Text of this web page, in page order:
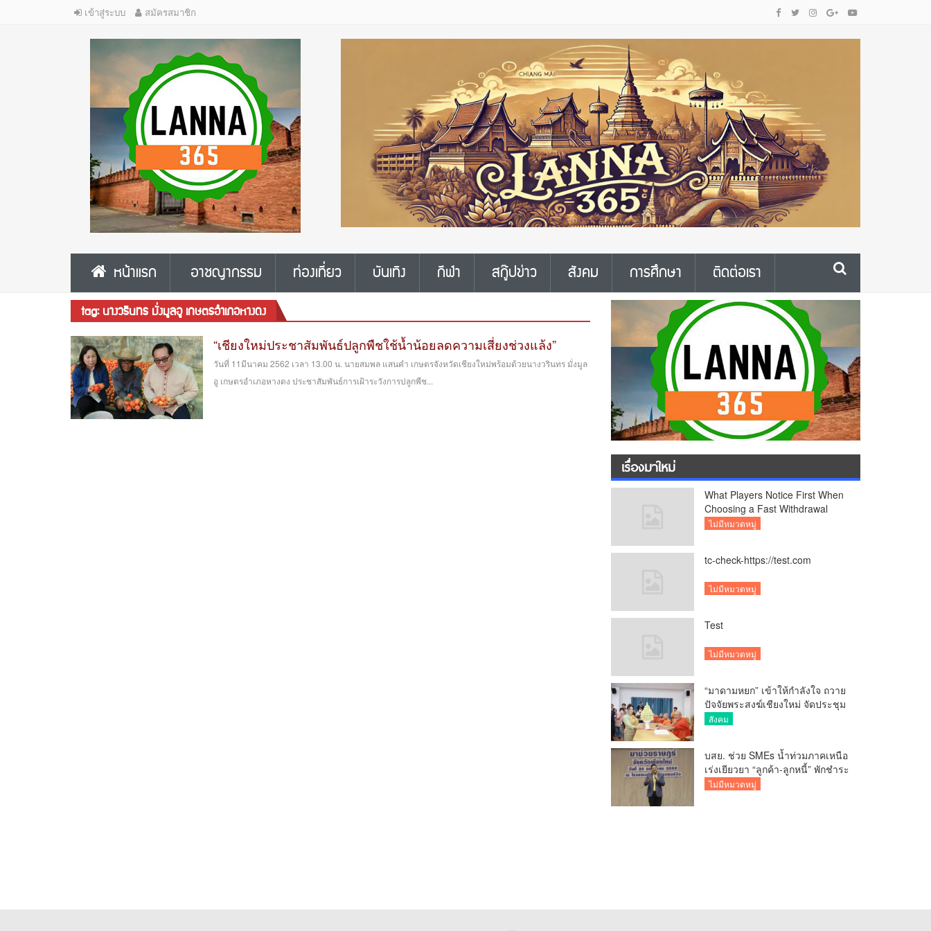
เข้าสู่ระบบ สมัครสมาชิก
หน้าแรก อาชญากรรม ท่องเที่ยว บันเทิง กีฬา สกู๊ปข่าว สังคม การศึกษา ติดต่อเรา
tag: นางวรินทร มั่งมูลอู เกษตรอำเภอหางดง
“เชียงใหม่ประชาสัมพันธ์ปลูกพืชใช้น้ำน้อยลดความเสี่ยงช่วงแล้ง”
วันที่ 11มีนาคม 2562 เวลา 13.00 น. นายสมพล แสนคำ เกษตรจังหวัดเชียงใหม่พร้อมด้วยนางวรินทร มั่งมูล
อู เกษตรอำเภอหางดง ประชาสัมพันธ์การเฝ้าระวังการปลูกพืช...
เรื่องมาใหม่
What Players Notice First When
Choosing a Fast Withdrawal
Casino UK
ไม่มีหมวดหมู่
tc-check-https://test.com
ไม่มีหมวดหมู่
Test
ไม่มีหมวดหมู่
“มาดามหยก” เข้าให้กำลังใจ ถวาย
ปัจจัยพระสงฆ์เชียงใหม่ จัดประชุม
ทำบัญชีรายรับรายจ่ายของวัด กว่า
สังคม
บสย. ช่วย SMEs น้ำท่วมภาคเหนือ
เร่งเยียวยา “ลูกค้า-ลูกหนี้” พักชำระ
ค่าธรรมเนียม-ค่างวด
ไม่มีหมวดหมู่